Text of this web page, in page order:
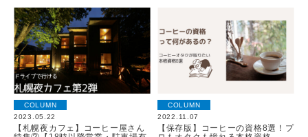
COLUMN
2023.05.22
【札幌夜カフェ】コーヒー屋さん
COLUMN
2022.11.07
【保存版】コーヒーの資格8選！プ